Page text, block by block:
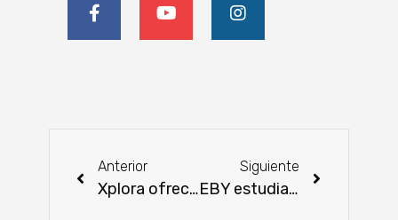
Anterior
Xplora ofrece potenciar la innovación en las empresas conectándolas con startups
Siguiente
EBY estudia cooperación con importante grupo taiwanés para promover la electromovilidad